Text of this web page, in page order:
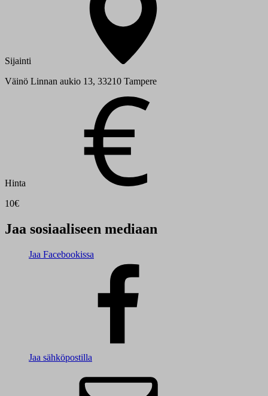
Sijainti
Väinö Linnan aukio 13, 33210 Tampere
Hinta
10€
Jaa sosiaaliseen mediaan
Jaa Facebookissa
Jaa sähköpostilla